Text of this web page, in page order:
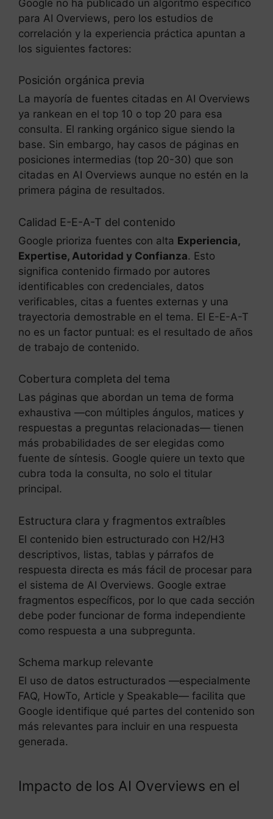
Google no ha publicado un algoritmo específico
para AI Overviews, pero los estudios de
correlación y la experiencia práctica apuntan a
los siguientes factores:
Posición orgánica previa
La mayoría de fuentes citadas en AI Overviews
ya rankean en el top 10 o top 20 para esa
consulta. El ranking orgánico sigue siendo la
base. Sin embargo, hay casos de páginas en
posiciones intermedias (top 20-30) que son
citadas en AI Overviews aunque no estén en la
primera página de resultados.
Calidad E-E-A-T del contenido
Google prioriza fuentes con alta Experiencia,
Expertise, Autoridad y Confianza. Esto
significa contenido firmado por autores
identificables con credenciales, datos
verificables, citas a fuentes externas y una
trayectoria demostrable en el tema. El E-E-A-T
no es un factor puntual: es el resultado de años
de trabajo de contenido.
Cobertura completa del tema
Las páginas que abordan un tema de forma
exhaustiva —con múltiples ángulos, matices y
respuestas a preguntas relacionadas— tienen
más probabilidades de ser elegidas como
fuente de síntesis. Google quiere un texto que
cubra toda la consulta, no solo el titular
principal.
Estructura clara y fragmentos extraíbles
El contenido bien estructurado con H2/H3
descriptivos, listas, tablas y párrafos de
respuesta directa es más fácil de procesar para
el sistema de AI Overviews. Google extrae
fragmentos específicos, por lo que cada sección
debe poder funcionar de forma independiente
como respuesta a una subpregunta.
Schema markup relevante
El uso de datos estructurados —especialmente
FAQ, HowTo, Article y Speakable— facilita que
Google identifique qué partes del contenido son
más relevantes para incluir en una respuesta
generada.
Impacto de los AI Overviews en el